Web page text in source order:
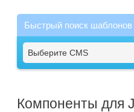
Быстрый поиск шаблонов
Выберите CMS
Компоненты для